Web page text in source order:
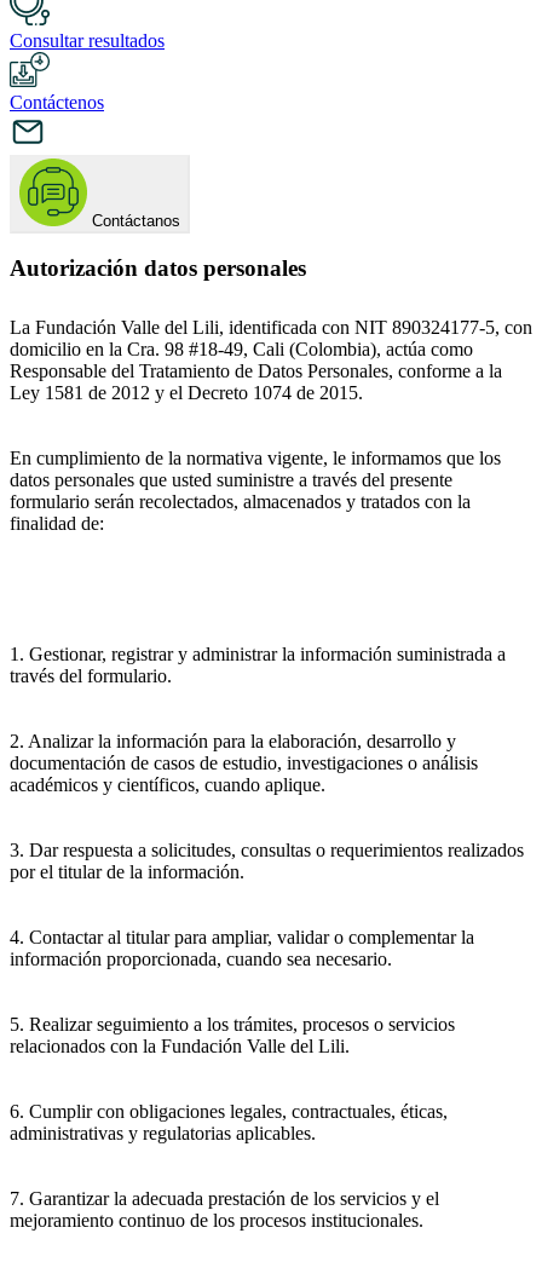
Consultar resultados
Contáctenos
Contáctanos
Autorización datos personales
La Fundación Valle del Lili, identificada con NIT 890324177-5, con
domicilio en la Cra. 98 #18-49, Cali (Colombia), actúa como
Responsable del Tratamiento de Datos Personales, conforme a la
Ley 1581 de 2012 y el Decreto 1074 de 2015.
En cumplimiento de la normativa vigente, le informamos que los
datos personales que usted suministre a través del presente
formulario serán recolectados, almacenados y tratados con la
finalidad de:
1. Gestionar, registrar y administrar la información suministrada a
través del formulario.
2. Analizar la información para la elaboración, desarrollo y
documentación de casos de estudio, investigaciones o análisis
académicos y científicos, cuando aplique.
3. Dar respuesta a solicitudes, consultas o requerimientos realizados
por el titular de la información.
4. Contactar al titular para ampliar, validar o complementar la
información proporcionada, cuando sea necesario.
5. Realizar seguimiento a los trámites, procesos o servicios
relacionados con la Fundación Valle del Lili.
6. Cumplir con obligaciones legales, contractuales, éticas,
administrativas y regulatorias aplicables.
7. Garantizar la adecuada prestación de los servicios y el
mejoramiento continuo de los procesos institucionales.